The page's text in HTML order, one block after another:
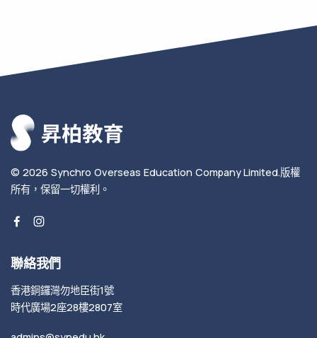
© 2026 Synchro Overseas Education Company Limited.版權
所有，保留一切權利。
聯絡我們
香港銅鑼灣勿地臣街1號
時代廣場2座28樓2807室